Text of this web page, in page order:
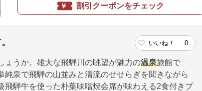
割引クーポンをチェック
いいね！ 0
ょうか。雄大な飛騨川の眺望が魅力の温泉旅館で
泉で飛騨の山並みと清流のせせらぎを聞きながら
騨牛を使った朴葉味噌焼会席が味わえる2食付きプ